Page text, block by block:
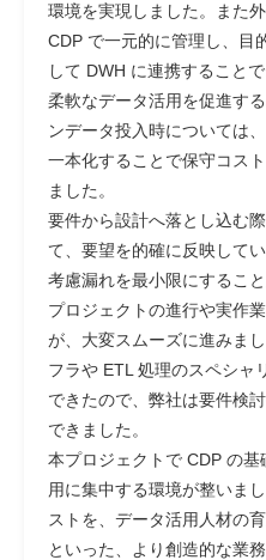
環境を実現しました。また
CDP で一元的に管理し、目
して DWH に連携すること
柔軟なデータ活用を促進す
ンデータ投入時については
一本化することで保守コス
ました。
要件から設計へ落とし込む
て、要望を的確に反映して
考慮漏れを最小限にすること
プロジェクトの進行や実作
が、大変スムーズに進みま
フラや ETL 処理のスペシャ
できたので、弊社は要件検
できました。
本プロジェクトで CDP の
用に集中する環境が整いま
ストを、データ活用人材の
といった、より創造的な業